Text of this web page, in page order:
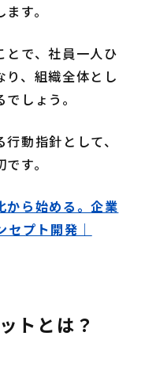
す。
とで、社員一人ひ
り、組織全体とし
しょう。
動指針として、
す。
から始める。企業
プト開発｜
トとは？